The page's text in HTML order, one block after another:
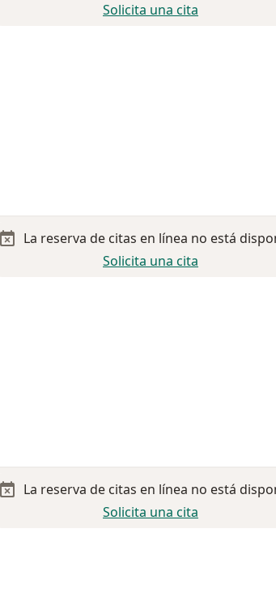
Solicita una cita
La reserva de citas en línea no está
Solicita una cita
La reserva de citas en línea no está
Solicita una cita